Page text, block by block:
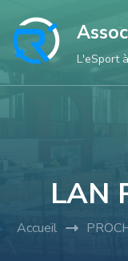
au
contenu
(Pressez
Entrée)
L'eSport
LAN
Accueil